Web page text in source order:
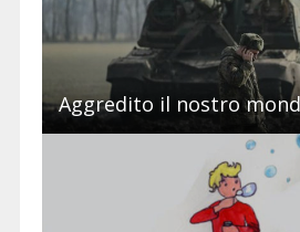
Aggredito il nostro